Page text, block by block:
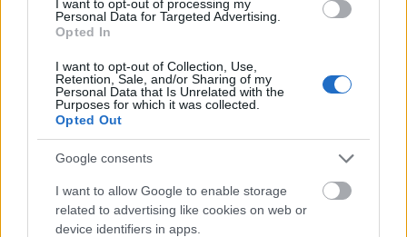
I want to opt-out of processing my
Personal Data for Targeted Advertising.
Opted In
I want to opt-out of Collection, Use,
Retention, Sale, and/or Sharing of my
Personal Data that Is Unrelated with the
Purposes for which it was collected.
Opted Out
Google consents
I want to allow Google to enable storage
related to advertising like cookies on web or
device identifiers in apps.
Szólj hozzá!
A hozzászóláshoz be kell lépned!